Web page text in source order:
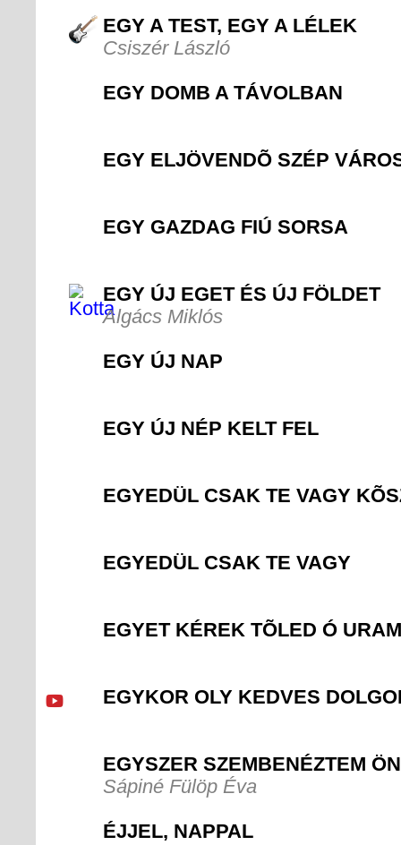
EGY A TEST, EGY A LÉLEK
Csiszér László
EGY DOMB A TÁVOLBAN
EGY ELJÖVENDÕ SZÉP
EGY GAZDAG FIÚ SORSA
EGY ÚJ EGET ÉS ÚJ FÖLDET
Algács Miklós
EGY ÚJ NAP
EGY ÚJ NÉP KELT FEL
EGYEDÜL CSAK TE VAGY
EGYEDÜL CSAK TE VAGY
EGYET KÉREK TÕLED Ó URAM
EGYKOR OLY KEDVES
EGYSZER SZEMBENÉZTEM
Sápiné Fülöp Éva
ÉJJEL, NAPPAL